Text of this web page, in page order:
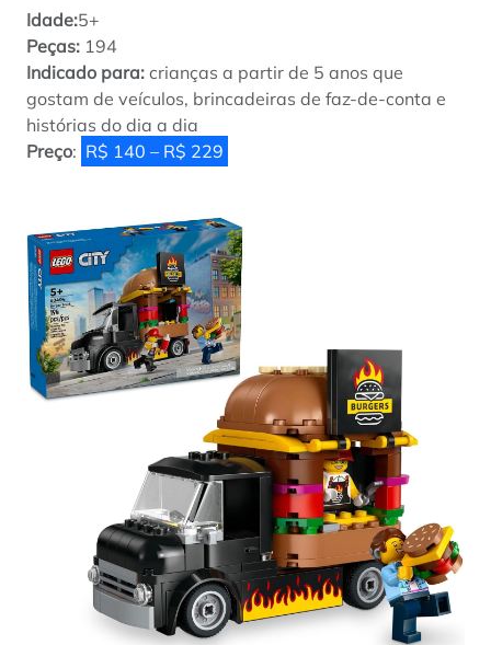
Idade:5+
Peças: 194
Indicado para: crianças a partir de 5 anos que
gostam de veículos, brincadeiras de faz-de-conta e
histórias do dia a dia
Preço: R$ 140 – R$ 229